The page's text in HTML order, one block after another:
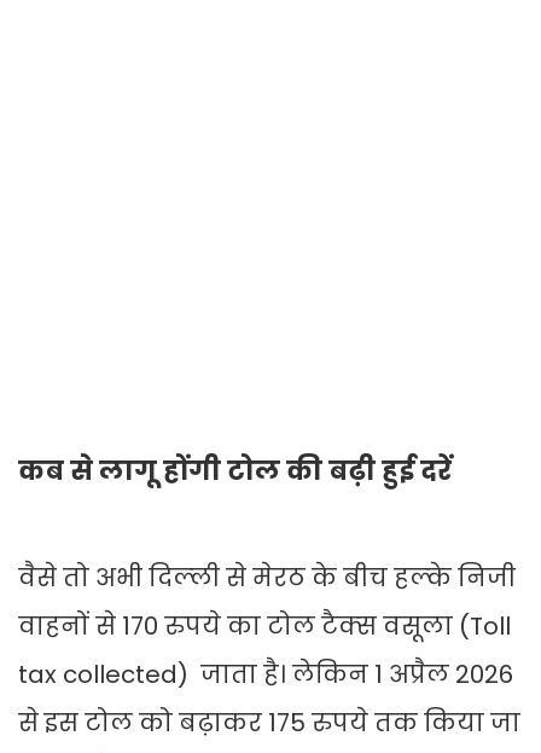
कब से लागू होंगी टोल की बढ़ी हुई दरें
वैसे तो अभी दिल्‍ली से मेरठ के बीच हल्‍के निजी
वाहनों से 170 रुपये का टोल टैक्‍स वसूला (Toll
tax collected) जाता है। लेकिन 1 अप्रैल 2026
से इस टोल को बढ़ाकर 175 रुपये तक किया जा